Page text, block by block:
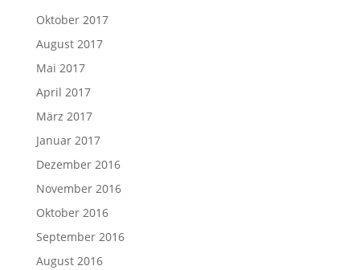
Oktober 2017
August 2017
Mai 2017
April 2017
März 2017
Januar 2017
Dezember 2016
November 2016
Oktober 2016
September 2016
August 2016